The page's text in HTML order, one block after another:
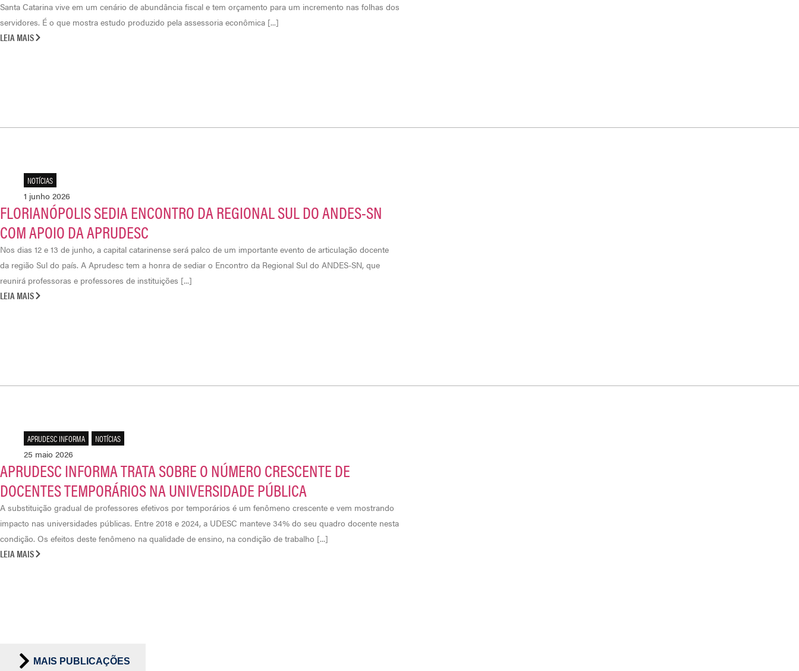
Santa Catarina vive em um cenário de abundância fiscal e tem orçamento para um incremento nas folhas dos
servidores. É o que mostra estudo produzido pela assessoria econômica [...]
LEIA MAIS
NOTÍCIAS
1 junho 2026
FLORIANÓPOLIS SEDIA ENCONTRO DA REGIONAL SUL DO ANDES-SN
COM APOIO DA APRUDESC
Nos dias 12 e 13 de junho, a capital catarinense será palco de um importante evento de articulação docente
da região Sul do país. A Aprudesc tem a honra de sediar o Encontro da Regional Sul do ANDES-SN, que
reunirá professoras e professores de instituições [...]
LEIA MAIS
APRUDESC INFORMA
NOTÍCIAS
25 maio 2026
APRUDESC INFORMA TRATA SOBRE O NÚMERO CRESCENTE DE
DOCENTES TEMPORÁRIOS NA UNIVERSIDADE PÚBLICA
A substituição gradual de professores efetivos por temporários é um fenômeno crescente e vem mostrando
impacto nas universidades públicas. Entre 2018 e 2024, a UDESC manteve 34% do seu quadro docente nesta
condição. Os efeitos deste fenômeno na qualidade de ensino, na condição de trabalho [...]
LEIA MAIS
MAIS PUBLICAÇÕES